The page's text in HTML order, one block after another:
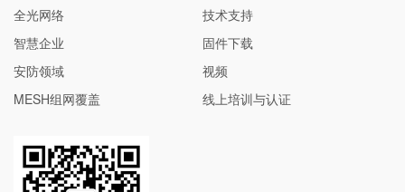
全光网络
智慧企业
安防领域
MESH组网覆盖
技术支持
固件下载
视频
线上培训与认证